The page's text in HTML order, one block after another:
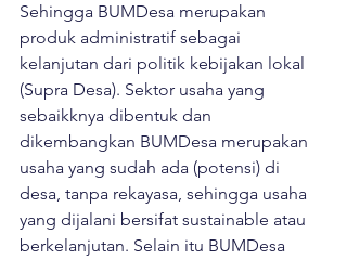
Sehingga BUMDesa merupakan
produk administratif sebagai
kelanjutan dari politik kebijakan lokal
(Supra Desa). Sektor usaha yang
sebaikknya dibentuk dan
dikembangkan BUMDesa merupakan
usaha yang sudah ada (potensi) di
desa, tanpa rekayasa, sehingga usaha
yang dijalani bersifat sustainable atau
berkelanjutan. Selain itu BUMDesa